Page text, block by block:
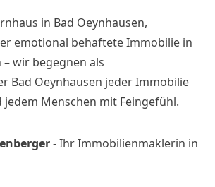
in Bad Oeynhausen,
emotional behaftete Immobilie in
– wir begegnen als
Bad Oeynhausen jeder Immobilie
jedem Menschen mit Feingefühl.
- Ihr Immobilienmaklerin in